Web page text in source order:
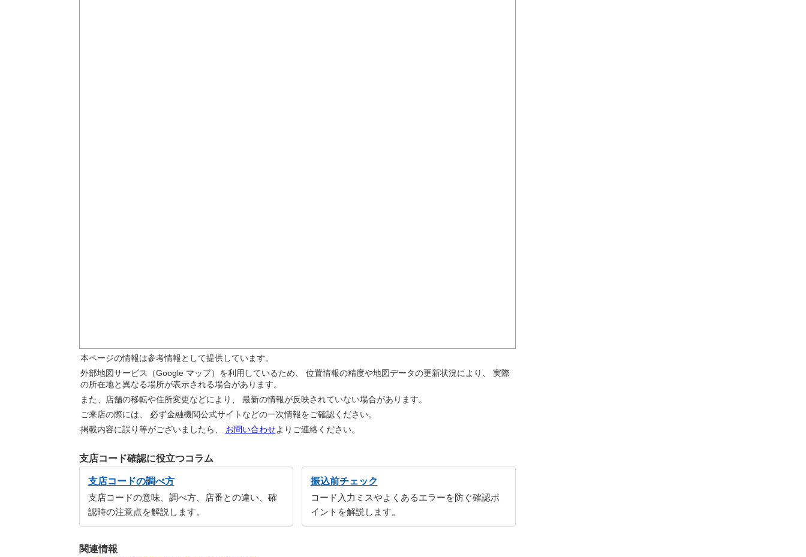
本ページの情報は参考情報として提供しています。
外部地図サービス（Google マップ）を利用しているため、 位置情報の精度や地図データの更新状況により、 実際
の所在地と異なる場所が表示される場合があります。
また、店舗の移転や住所変更などにより、 最新の情報が反映されていない場合があります。
ご来店の際には、 必ず金融機関公式サイトなどの一次情報をご確認ください。
掲載内容に誤り等がございましたら、 お問い合わせよりご連絡ください。
支店コード確認に役立つコラム
支店コードの調べ方
支店コードの意味、調べ方、店番との違い、確
認時の注意点を解説します。
振込前チェック
コード入力ミスやよくあるエラーを防ぐ確認ポ
イントを解説します。
関連情報